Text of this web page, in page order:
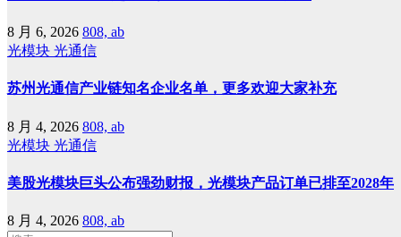
8 月 6, 2026 808, ab
光模块 光通信
苏州光通信产业链知名企业名单，更多欢迎大家补充
8 月 4, 2026 808, ab
光模块 光通信
美股光模块巨头公布强劲财报，光模块产品订单已排至2028年
8 月 4, 2026 808, ab